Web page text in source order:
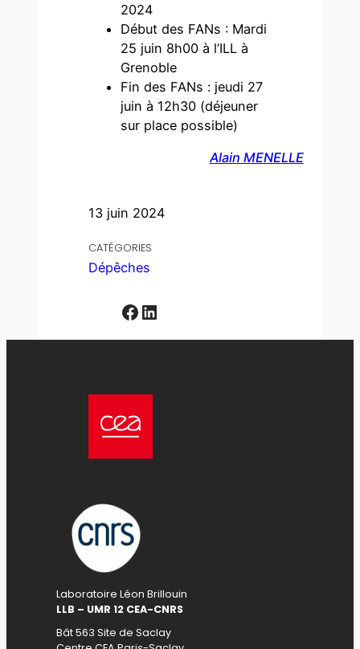
13 juin 2024
CATÉGORIES
Dépêches
Facebook LinkedIn
2024
Début des FANs : Mardi
25 juin 8h00 à l’ILL à
Grenoble
Fin des FANs : jeudi 27
juin à 12h30 (déjeuner
sur place possible)
Alain MENELLE
Laboratoire Léon Brillouin
LLB – UMR 12 CEA-CNRS
Bât 563 Site de Saclay